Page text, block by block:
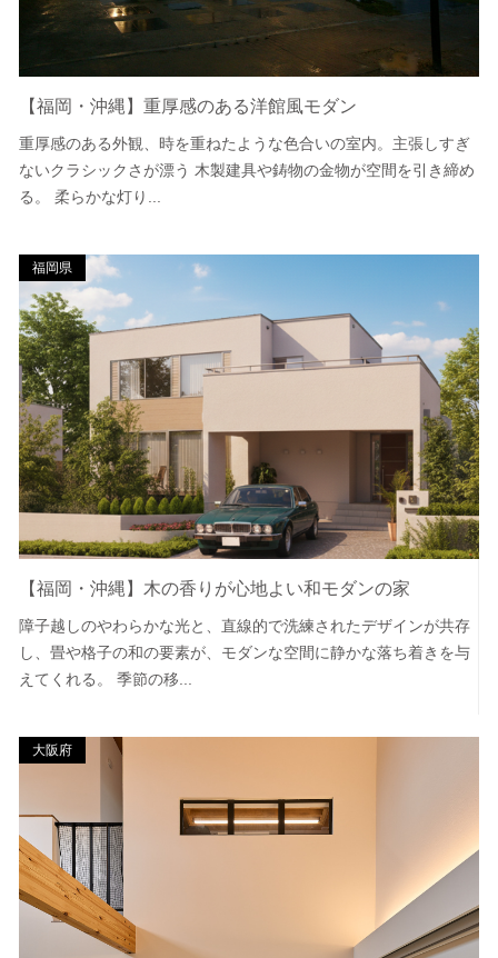
【福岡・沖縄】重厚感のある洋館風モダン
重厚感のある外観、時を重ねたような色合いの室内。主張しすぎ
ないクラシックさが漂う 木製建具や鋳物の金物が空間を引き締め
る。 柔らかな灯り...
福岡県
【福岡・沖縄】木の香りが心地よい和モダンの家
障子越しのやわらかな光と、直線的で洗練されたデザインが共存
し、畳や格子の和の要素が、モダンな空間に静かな落ち着きを与
えてくれる。 季節の移...
大阪府